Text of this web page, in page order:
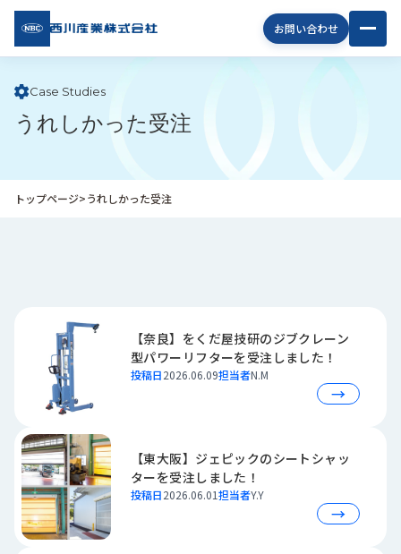
お問い合わせ
西川
産業
企
業
報
報
受
注
事
例
Case Studies
うれしかった受注
トップページ>うれしかった受注
【奈良】をくだ屋技研のジブクレーン
型パワーリフターを受注しました！
投稿日2026.06.09担当者N.M
→
【東大阪】ジェピックのシートシャッ
ターを受注しました！
投稿日2026.06.01担当者Y.Y
→